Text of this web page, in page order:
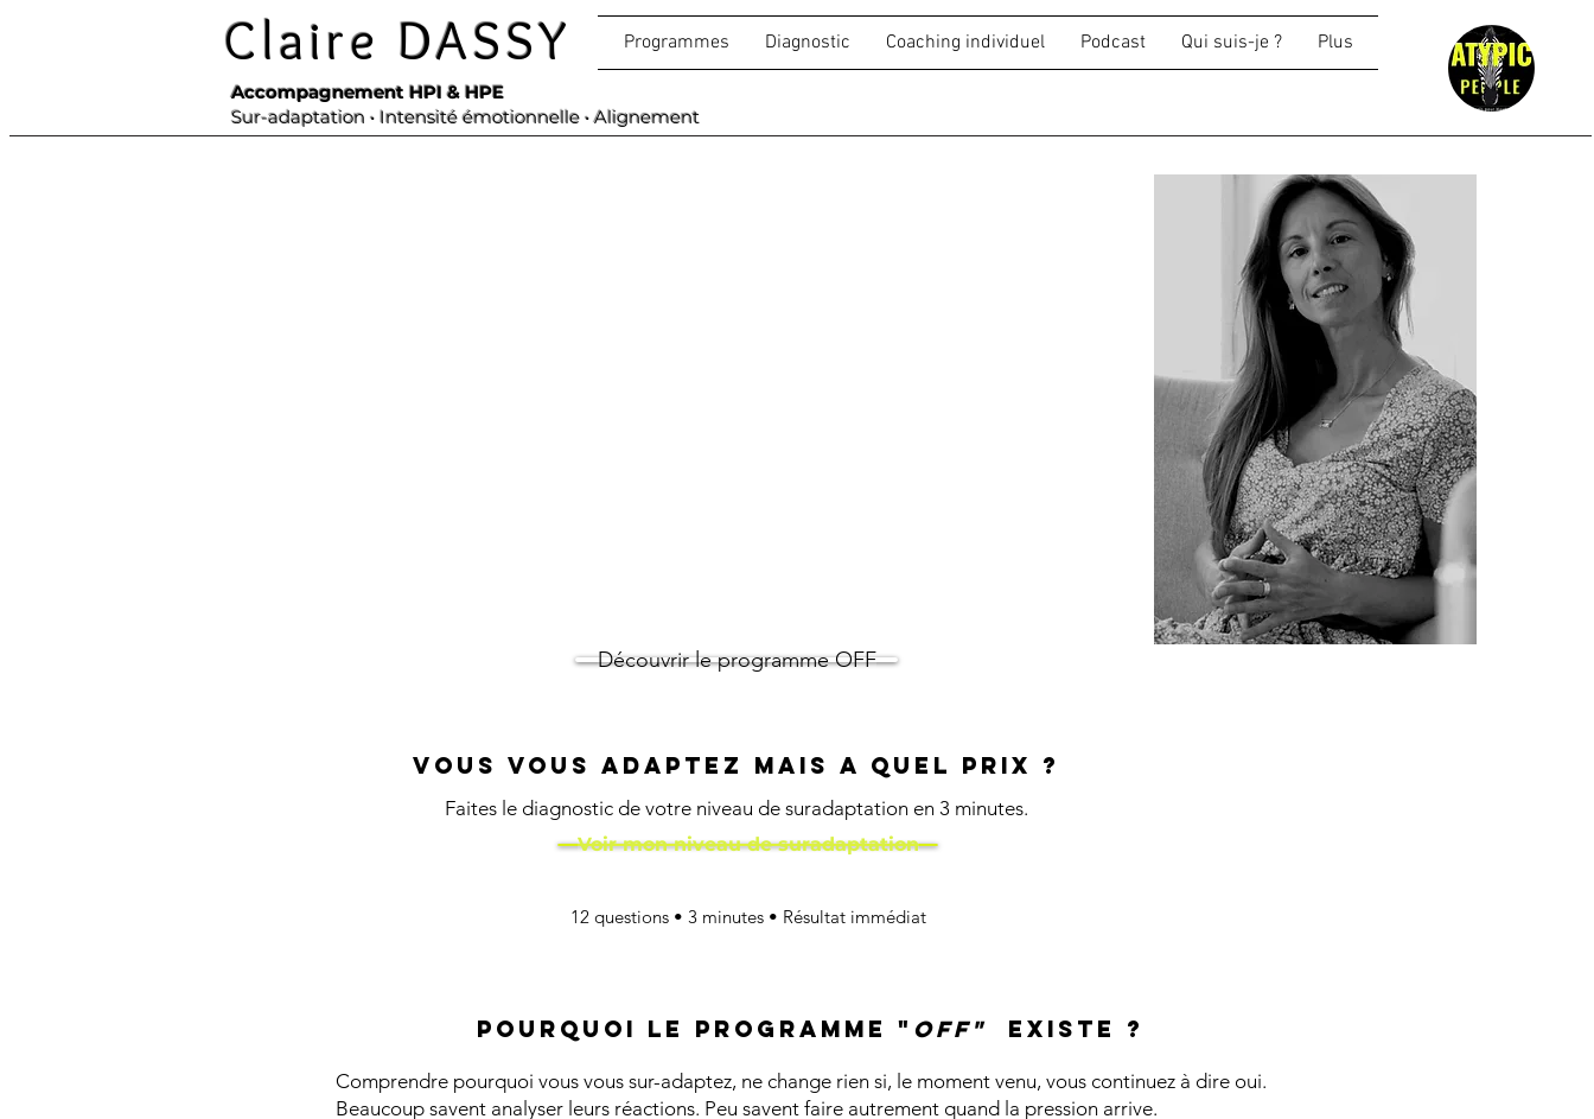
Claire DASSY Programmes Diagnostic Coaching individuel Podcast Qui suis-je ? Plus
Accompagnement HPI & HPE
Sur-adaptation • Intensité émotionnelle • Alignement
Découvrir le programme OFF
Vous vous adaptez mais a quel prix ? ​
Faites le diagnostic de votre niveau de suradaptation en 3 minutes.
Voir mon niveau de suradaptation
12 questions • 3 minutes • Résultat immédiat
Pourquoi le programme " OFF" existe ?
Comprendre pourquoi vous vous sur-adaptez, ne change rien si, le moment venu, vous continuez à dire oui.
Beaucoup savent analyser leurs réactions. Peu savent faire autrement quand la pression arrive.